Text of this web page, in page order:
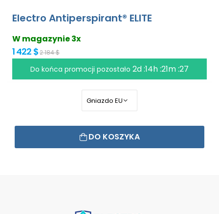
Electro Antiperspirant® ELITE
W magazynie 3x
1 422 $2 184 $
Do końca promocji pozostało 2d :14h :21m :27
DO KOSZYKA